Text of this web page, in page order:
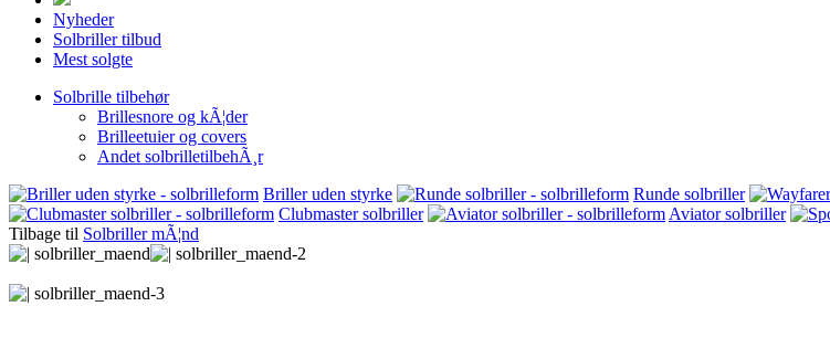
Nyheder
Solbriller tilbud
Mest solgte
Solbrille tilbehør
Brillesnore og kÃ¦der
Brilleetuier og covers
Andet solbrilletilbehÃ¸r
Briller uden styrke
Runde solbriller
Clubmaster solbriller
Aviator solbriller
Tilbage til Solbriller mÃ¦nd